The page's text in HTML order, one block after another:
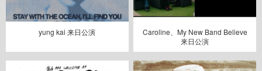
yung kai 来日公演
Caroline、My New Band Believe
来日公演